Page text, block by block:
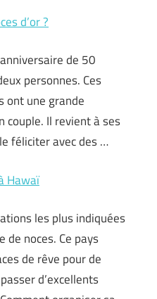
d’or ?
de 50
personnes. Ces
ont une grande
couple. Il revient à ses
féliciter avec des …
Hawaï
les plus indiquées
de noces. Ce pays
de rêve pour de
d’excellents